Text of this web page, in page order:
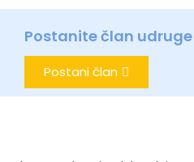
Postanite član udruge
Postani član